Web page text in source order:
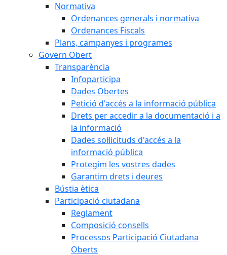
Normativa
Ordenances generals i normativa
Ordenances Fiscals
Plans, campanyes i programes
Govern Obert
Transparència
Infoparticipa
Dades Obertes
Petició d'accés a la informació pública
Drets per accedir a la documentació i a
la informació
Dades sol·licituds d'accés a la
informació pública
Protegim les vostres dades
Garantim drets i deures
Bústia ètica
Participació ciutadana
Reglament
Composició consells
Processos Participació Ciutadana
Oberts